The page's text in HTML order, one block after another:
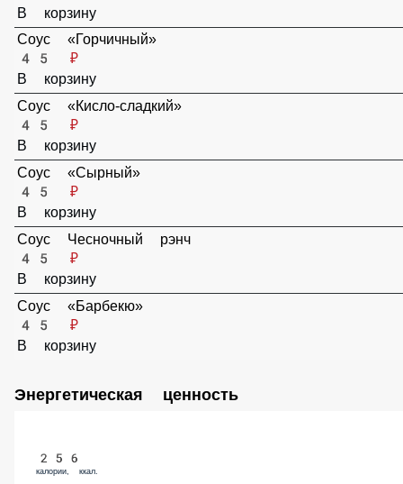
70 ₽
В корзину
Сливочный сыр
75 ₽
В корзину
Дор Блю(сыр с «благородной» плесенью)
75 ₽
В корзину
Соус дополнительно 30г
Масло с чесночком и прованскими травами 30 гр.
40 ₽
В корзину
45 ₽
В корзину
Соус «Бургер»
45 ₽